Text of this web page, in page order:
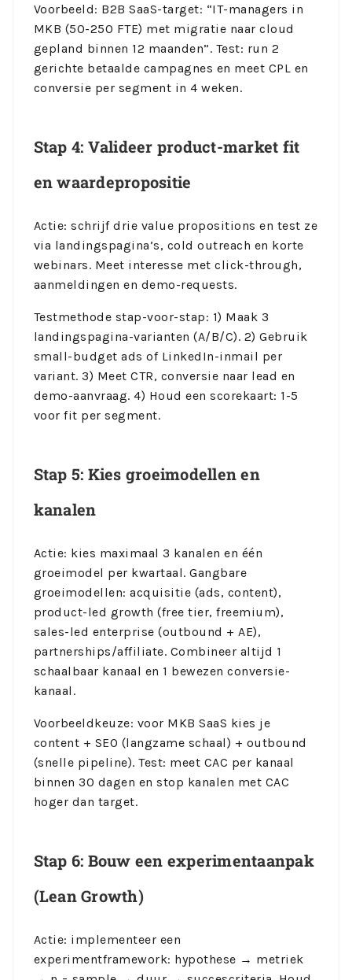
Voorbeeld: B2B SaaS-target: “IT-managers in
MKB (50-250 FTE) met migratie naar cloud
gepland binnen 12 maanden”. Test: run 2
gerichte betaalde campagnes en meet CPL en
conversie per segment in 4 weken.
Stap 4: Valideer product-market fit
en waardepropositie
Actie: schrijf drie value propositions en test ze
via landingspagina’s, cold outreach en korte
webinars. Meet interesse met click-through,
aanmeldingen en demo-requests.
Testmethode stap-voor-stap: 1) Maak 3
landingspagina-varianten (A/B/C). 2) Gebruik
small-budget ads of LinkedIn-inmail per
variant. 3) Meet CTR, conversie naar lead en
demo-aanvraag. 4) Houd een scorekaart: 1-5
voor fit per segment.
Stap 5: Kies groeimodellen en
kanalen
Actie: kies maximaal 3 kanalen en één
groeimodel per kwartaal. Gangbare
groeimodellen: acquisitie (ads, content),
product-led growth (free tier, freemium),
sales-led enterprise (outbound + AE),
partnerships/affiliate. Combineer altijd 1
schaalbaar kanaal en 1 bewezen conversie-
kanaal.
Voorbeeldkeuze: voor MKB SaaS kies je
content + SEO (langzame schaal) + outbound
(snelle pipeline). Test: meet CAC per kanaal
binnen 30 dagen en stop kanalen met CAC
hoger dan target.
Stap 6: Bouw een experimentaanpak
(Lean Growth)
Actie: implementeer een
experimentframework: hypothese → metriek